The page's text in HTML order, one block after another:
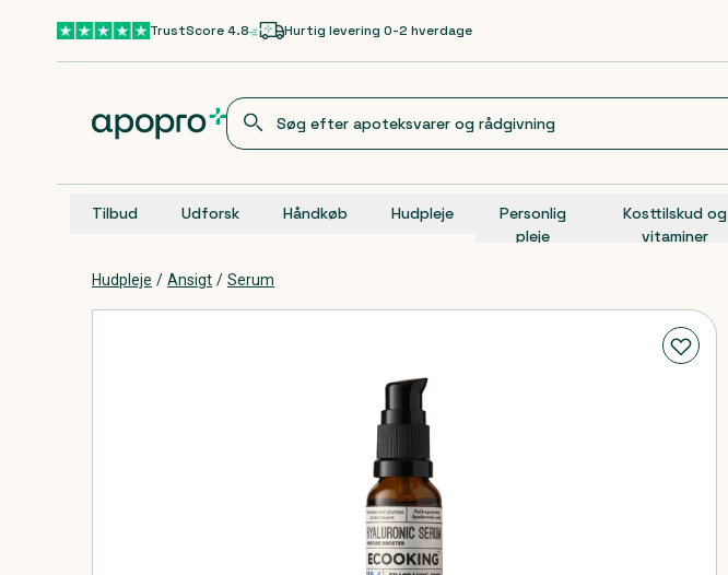
Gå til hovedindholdTrustScore 4.8 Hurtig levering 0-2 hverdage
Tilbud Udforsk Håndkøb Hudpleje
Personlig
pleje
Kosttilskud og
vitaminer
Hudpleje / Ansigt / Serum